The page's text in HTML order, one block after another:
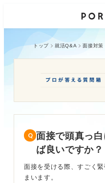
トップ 就活Q&A 面接対策
面接で頭真っ
ば良いですか？
面接を受ける際、すごく
まいます。